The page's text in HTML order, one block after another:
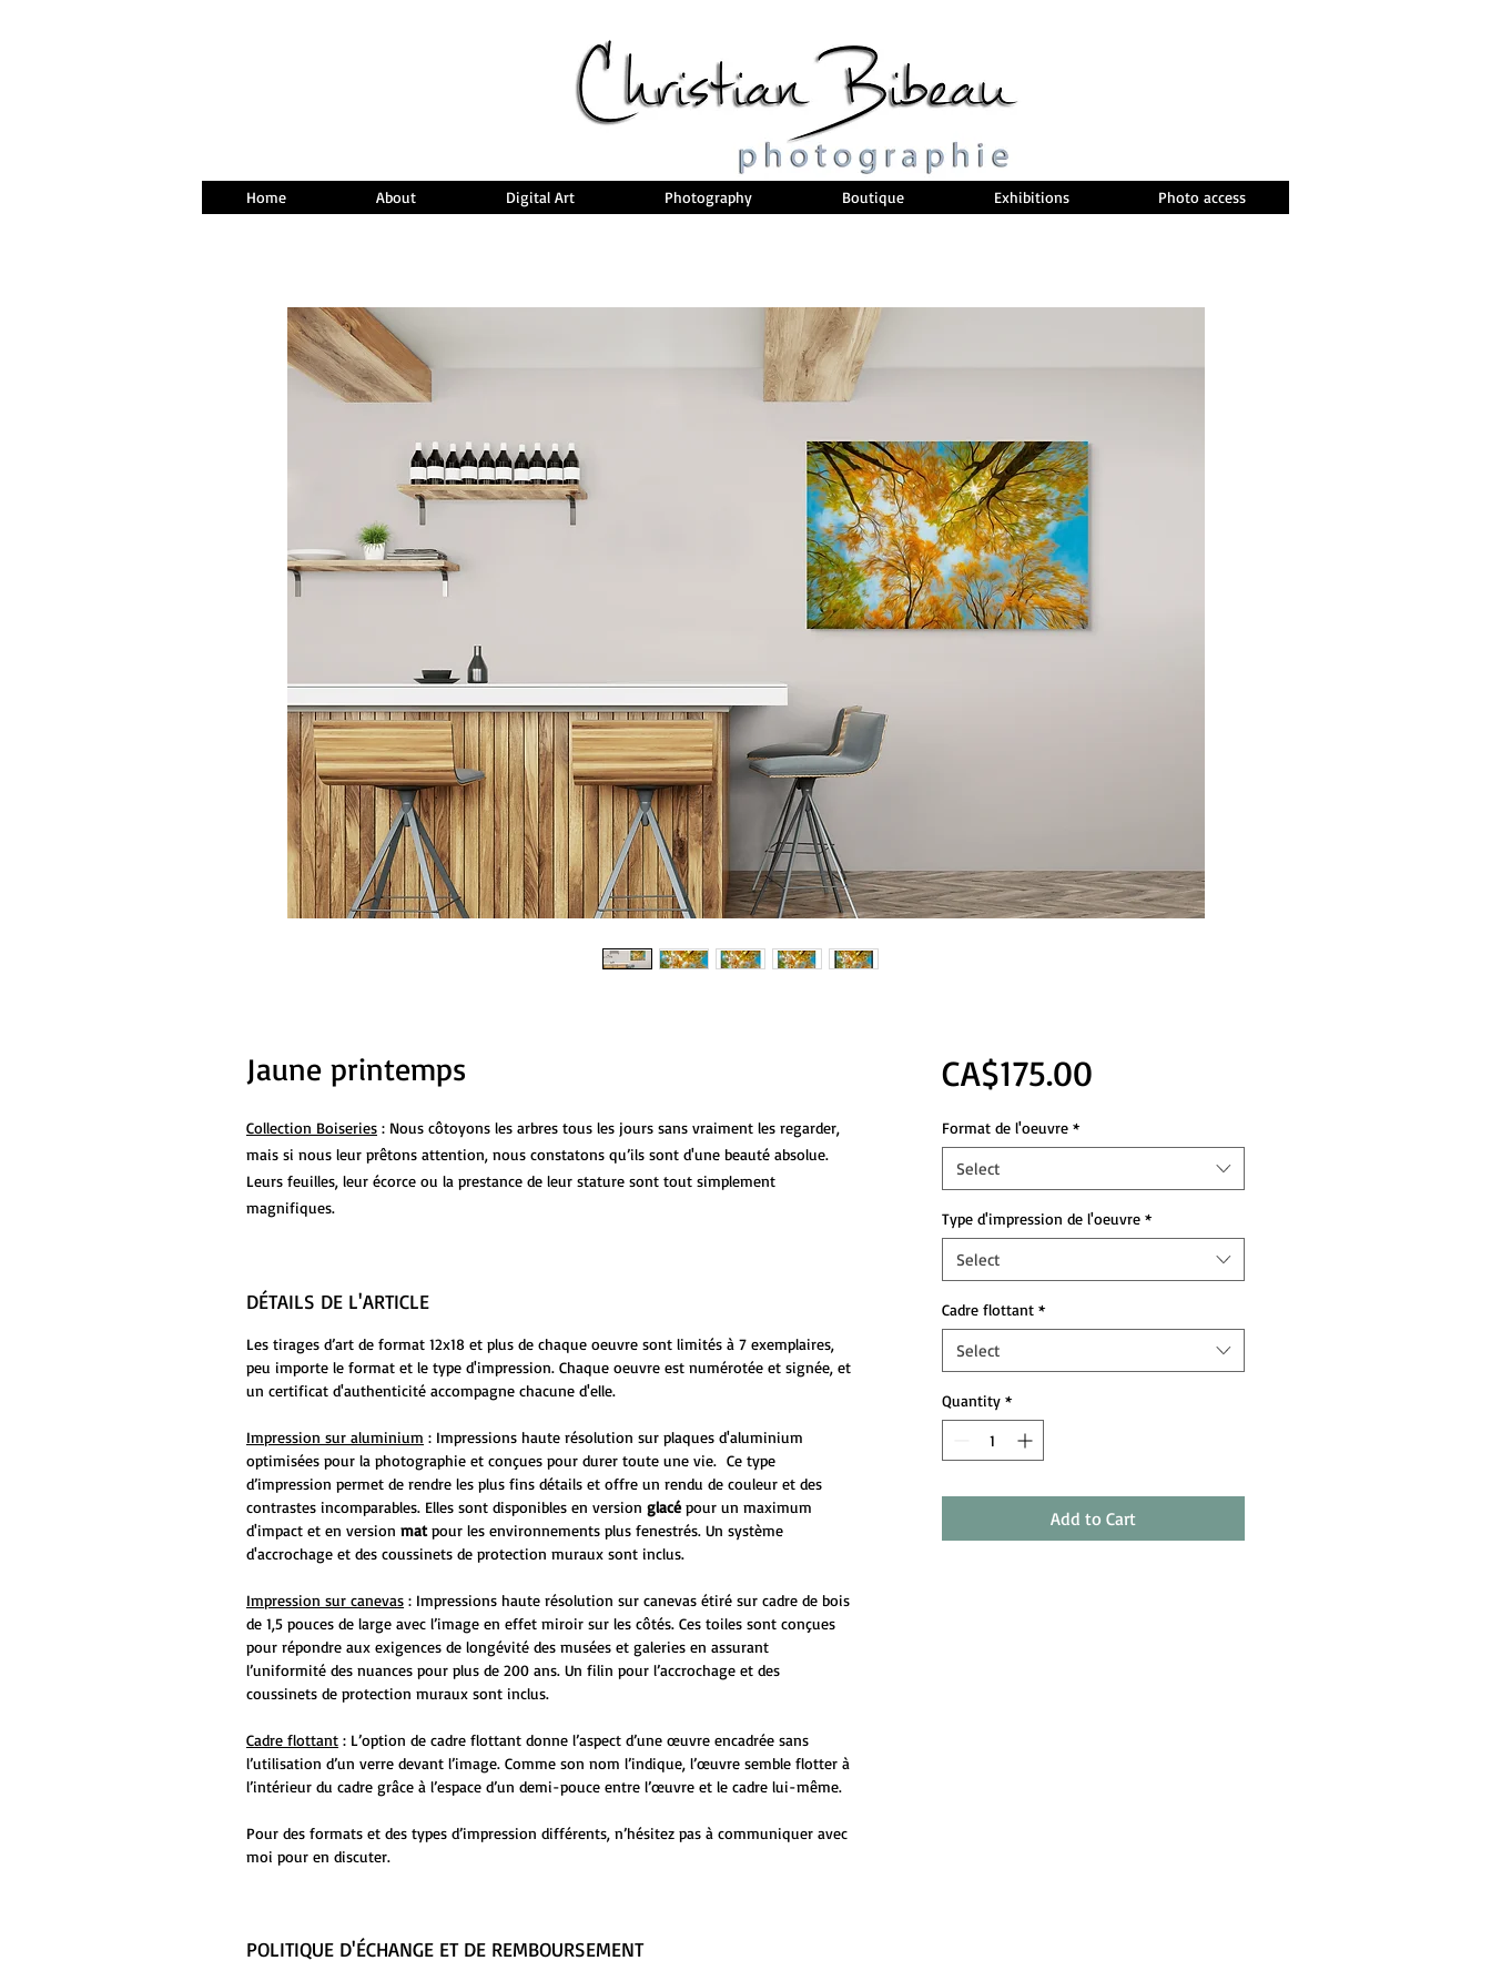
Home About Digital Art Photography Boutique Exhibitions Photo access
Jaune printemps
Collection Boiseries : Nous côtoyons les arbres tous les jours sans vraiment les regarder,
mais si nous leur prêtons attention, nous constatons qu’ils sont d'une beauté absolue.
Leurs feuilles, leur écorce ou la prestance de leur stature sont tout simplement
magnifiques.
DÉTAILS DE L'ARTICLE
Les tirages d’art de format 12x18 et plus de chaque oeuvre sont limités à 7 exemplaires,
peu importe le format et le type d'impression. Chaque oeuvre est numérotée et signée, et
un certificat d'authenticité accompagne chacune d'elle.
Impression sur aluminium : Impressions haute résolution sur plaques d'aluminium
optimisées pour la photographie et conçues pour durer toute une vie. Ce type
d’impression permet de rendre les plus fins détails et offre un rendu de couleur et des
contrastes incomparables. Elles sont disponibles en version glacépour un maximum
d'impact et en version mat pour les environnements plus fenestrés. Un système
d'accrochage et des coussinets de protection muraux sont inclus.
Impression sur canevas : Impressions haute résolution sur canevas étiré sur cadre de bois
de 1,5 pouces de large avec l’image en effet miroir sur les côtés. Ces toiles sont conçues
pour répondre aux exigences de longévité des musées et galeries en assurant
l’uniformité des nuances pour plus de 200 ans. Un filin pour l’accrochage et des
coussinets de protection muraux sont inclus.
Cadre flottant : L’option de cadre flottant donne l’aspect d’une œuvre encadrée sans
l’utilisation d’un verre devant l’image. Comme son nom l’indique, l’œuvre semble flotter à
l’intérieur du cadre grâce à l’espace d’un demi-pouce entre l’œuvre et le cadre lui-même.
Pour des formats et des types d’impression différents, n’hésitez pas à communiquer avec
moi pour en discuter.
POLITIQUE D'ÉCHANGE ET DE REMBOURSEMENT
CA$175.00Price
Format de l'oeuvre *
Select
Type d'impression de l'oeuvre *
Select
Cadre flottant *
Select
Quantity *
Add to Cart